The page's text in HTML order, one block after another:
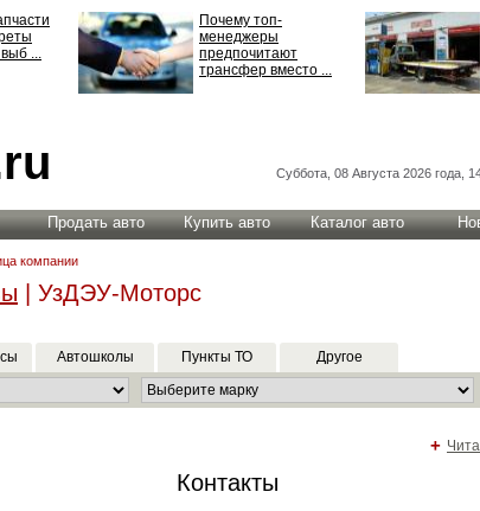
...
Почему топ-
менеджеры
предпочитают
трансфер вместо ...
все,
...
Суббота, 08 Августа 2026 года,
Продать авто Купить авто Каталог авто
компании
| УзДЭУ-Моторс
Автошколы Пункты ТО Другое
+
Контакты